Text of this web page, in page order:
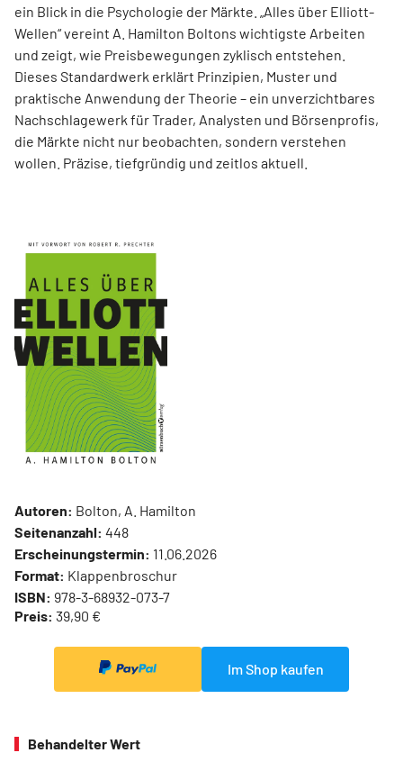
ein Blick in die Psychologie der Märkte. „Alles über Elliott-
Wellen“ vereint A. Hamilton Boltons wichtigste Arbeiten
und zeigt, wie Preisbewegungen zyklisch entstehen.
Dieses Standardwerk erklärt Prinzipien, Muster und
praktische Anwendung der Theorie – ein unverzichtbares
Nachschlagewerk für Trader, Analysten und Börsenprofis,
die Märkte nicht nur beobachten, sondern verstehen
wollen. Präzise, tiefgründig und zeitlos aktuell.
Autoren: Bolton, A. Hamilton
Seitenanzahl: 448
Erscheinungstermin: 11.06.2026
Format: Klappenbroschur
ISBN: 978-3-68932-073-7
Preis: 39,90 €
Im Shop kaufen
Behandelter Wert